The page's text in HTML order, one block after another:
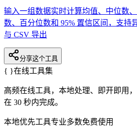
输入一组数据实时计算均值、中位数
数、百分位数和 95% 置信区间，支持
与 CSV 导出
分享这个工具
{ }在线工具集
高频在线工具，本地处理、即开即用
在 30 秒内完成。
本地优先工具专业多数免费使用